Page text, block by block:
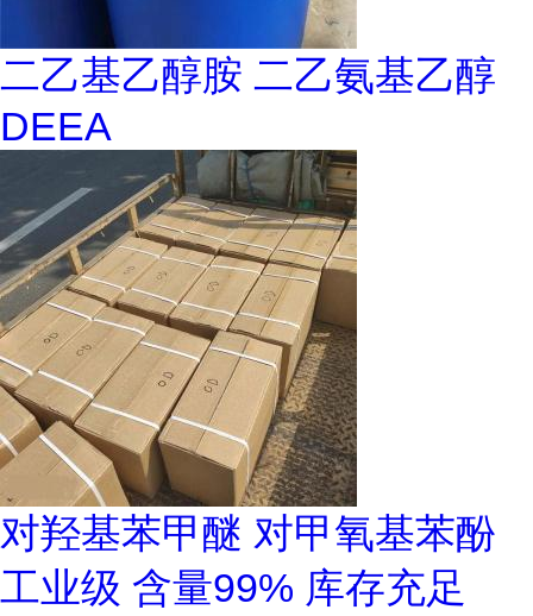
二乙基乙醇胺 二乙氨基乙醇
DEEA
对羟基苯甲醚 对甲氧基苯酚
工业级 含量99% 库存充足